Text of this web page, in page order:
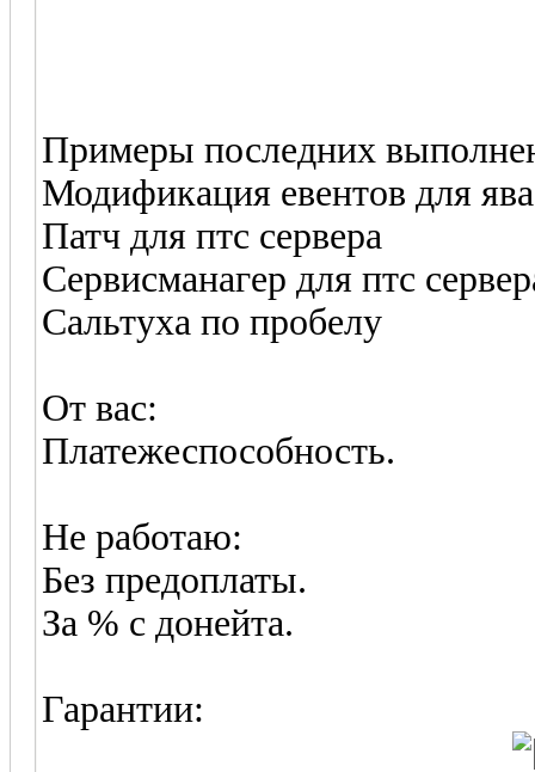
Примеры последних
Модификация евентов для
Патч для птс сервера
Сервисманагер для птс
Сальтуха по пробелу
От вас:
Платежеспособность.
Не работаю:
Без предоплаты.
За % с донейта.
Гарантии: